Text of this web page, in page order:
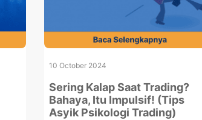
10 October 2024
Sering Kalap Saat Trading?
Bahaya, Itu Impulsif! (Tips
Asyik Psikologi Trading)